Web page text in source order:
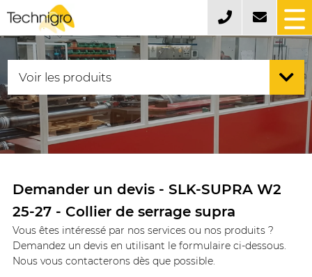
Demander un devis - SLK-SUPRA W2
25-27 - Collier de serrage supra
Vous êtes intéressé par nos services ou nos produits ?
Demandez un devis en utilisant le formulaire ci-dessous.
Nous vous contacterons dès que possible.